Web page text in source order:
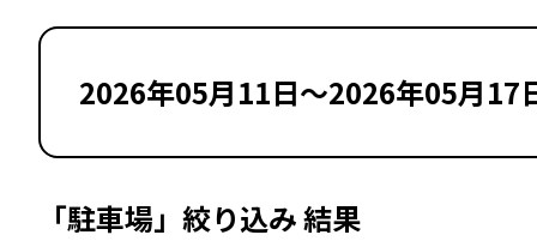
2026年05月11日～2026年05月17
「駐車場」絞り込み 結果